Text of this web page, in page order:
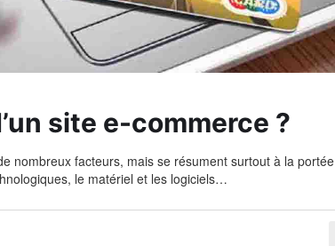
site e-commerce ?
nombreux facteurs, mais se résument surtout à la portée
le matériel et les logiciels…